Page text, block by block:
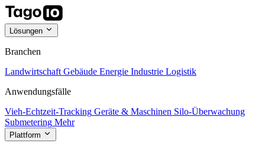
Lösungen
Branchen
Landwirtschaft Gebäude Energie Industrie Logistik
Anwendungsfälle
Vieh-Echtzeit-Tracking Geräte & Maschinen Silo-Überwachung
Submetering Mehr
Plattform